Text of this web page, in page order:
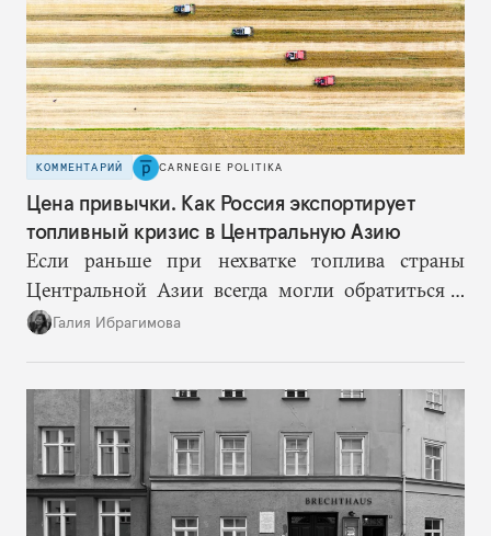
КОММЕНТАРИЙ CARNEGIE POLITIKA
Цена привычки. Как Россия экспортирует
топливный кризис в Центральную Азию
Если раньше при нехватке топлива страны
Центральной Азии всегда могли обратиться к
Москве за дополнительными объемами, то
Галия Ибрагимова